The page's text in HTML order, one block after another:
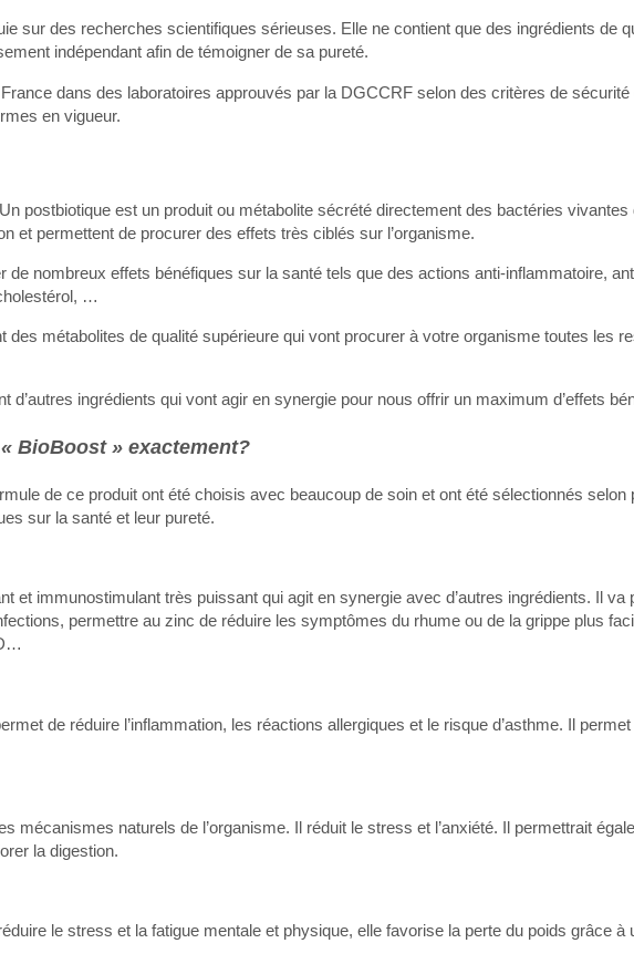
sur des recherches scientifiques sérieuses. Elle ne contient que des ingrédients de
indépendant afin de témoigner de sa pureté.
dans des laboratoires approuvés par la DGCCRF selon des critères de
en vigueur.
postbiotique est un produit ou métabolite sécrété directement des bactéries
et permettent de procurer des effets très ciblés sur l’organisme.
de nombreux effets bénéfiques sur la santé tels que des actions anti-inflammatoire,
…
des métabolites de qualité supérieure qui vont procurer à votre organisme toutes les
d’autres ingrédients qui vont agir en synergie pour nous offrir un maximum d’effets
BioBoost » exactement?
de ce produit ont été choisis avec beaucoup de soin et ont été sélectionnés selon
sur la santé et leur pureté.
et immunostimulant très puissant qui agit en synergie avec d’autres ingrédients. Il va
permettre au zinc de réduire les symptômes du rhume ou de la grippe plus
de réduire l’inflammation, les réactions allergiques et le risque d’asthme. Il
mécanismes naturels de l’organisme. Il réduit le stress et l’anxiété. Il permettrait
la digestion.
le stress et la fatigue mentale et physique, elle favorise la perte du poids grâce à